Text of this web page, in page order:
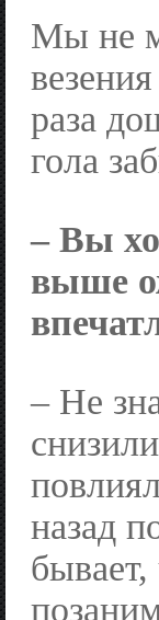
Мы не
раза
гола
– Вы
выше
– Не
назад